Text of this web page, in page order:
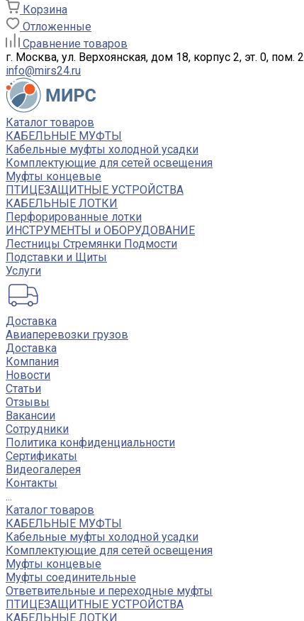
Корзина
Отложенные
Сравнение товаров
г. Москва, ул. Верхоянская, дом 18, корпус 2, эт. 0, пом. 2
info@mirs24.ru
Каталог товаров
КАБЕЛЬНЫЕ МУФТЫ
Кабельные муфты холодной усадки
Комплектующие для сетей освещения
Муфты концевые
ПТИЦЕЗАЩИТНЫЕ УСТРОЙСТВА
КАБЕЛЬНЫЕ ЛОТКИ
Перфорированные лотки
ИНСТРУМЕНТЫ и ОБОРУДОВАНИЕ
Лестницы Стремянки Подмости
Подставки и Щиты
Услуги
Доставка
Авиаперевозки грузов
Доставка
Компания
Новости
Статьи
Отзывы
Вакансии
Сотрудники
Политика конфиденциальности
Сертификаты
Видеогалерея
Контакты
...
Каталог товаров
КАБЕЛЬНЫЕ МУФТЫ
Кабельные муфты холодной усадки
Комплектующие для сетей освещения
Муфты концевые
Муфты соединительные
Ответвительные и переходные муфты
ПТИЦЕЗАЩИТНЫЕ УСТРОЙСТВА
КАБЕЛЬНЫЕ ЛОТКИ